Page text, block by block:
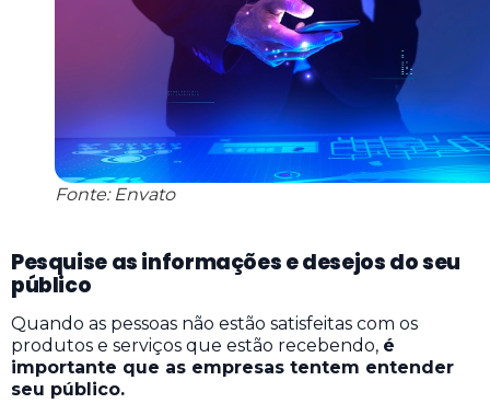
Fonte: Envato
Pesquise as informações e desejos do seu
público
Quando as pessoas não estão satisfeitas com os
produtos e serviços que estão recebendo, é
importante que as empresas tentem entender
seu público.